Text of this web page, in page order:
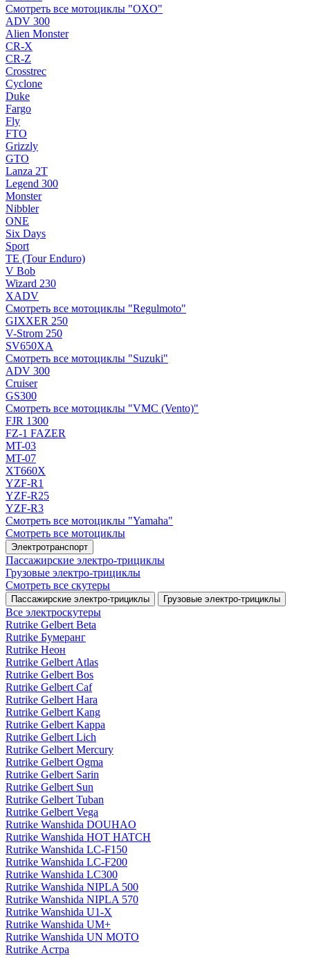
Смотреть все мотоциклы "OXO"
ADV 300
Alien Monster
CR-X
CR-Z
Crosstrec
Cyclone
Duke
Fargo
Fly
FTO
Grizzly
GTO
Lanza 2T
Legend 300
Monster
Nibbler
ONE
Six Days
Sport
TE (Tour Enduro)
V Bob
Wizard 230
XADV
Смотреть все мотоциклы "Regulmoto"
GIXXER 250
V-Strom 250
SV650XA
Смотреть все мотоциклы "Suzuki"
ADV 300
Cruiser
GS300
Смотреть все мотоциклы "VMC (Vento)"
FJR 1300
FZ-1 FAZER
MT-03
MT-07
XT660X
YZF-R1
YZF-R25
YZF-R3
Смотреть все мотоциклы "Yamaha"
Смотреть все мотоциклы
Электротранспорт
Пассажирские электро‑трициклы
Грузовые электро‑трициклы
Смотреть все скутеры
Пассажирские электро‑трициклы Грузовые электро‑трициклы
Все электро­скутеры
Rutrike Gelbert Beta
Rutrike Бумеранг
Rutrike Неон
Rutrike Gelbert Atlas
Rutrike Gelbert Bos
Rutrike Gelbert Caf
Rutrike Gelbert Hara
Rutrike Gelbert Kang
Rutrike Gelbert Kappa
Rutrike Gelbert Lich
Rutrike Gelbert Mercury
Rutrike Gelbert Ogma
Rutrike Gelbert Sarin
Rutrike Gelbert Sun
Rutrike Gelbert Tuban
Rutrike Gelbert Vega
Rutrike Wanshida DOUHAO
Rutrike Wanshida HOT HATCH
Rutrike Wanshida LC-F150
Rutrike Wanshida LC-F200
Rutrike Wanshida LC300
Rutrike Wanshida NIPLA 500
Rutrike Wanshida NIPLA 570
Rutrike Wanshida U1-X
Rutrike Wanshida UM+
Rutrike Wanshida UN MOTO
Rutrike Астра